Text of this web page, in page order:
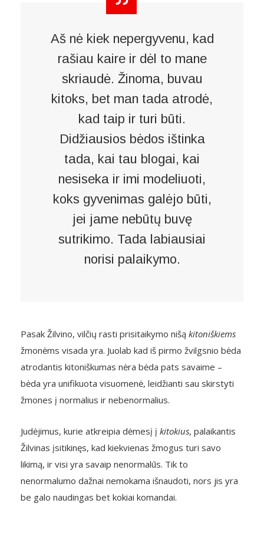
Aš nė kiek nepergyvenu, kad
rašiau kaire ir dėl to mane
skriaudė. Žinoma, buvau
kitoks, bet man tada atrodė,
kad taip ir turi būti.
Didžiausios bėdos ištinka
tada, kai tau blogai, kai
nesiseka ir imi modeliuoti,
koks gyvenimas galėjo būti,
jei jame nebūtų buvę
sutrikimo. Tada labiausiai
norisi palaikymo.
Pasak Žilvino, vilčių rasti prisitaikymo nišą kitoniškiems
žmonėms visada yra. Juolab kad iš pirmo žvilgsnio bėda
atrodantis kitoniškumas nėra bėda pats savaime –
bėda yra unifikuota visuomenė, leidžianti sau skirstyti
žmones į normalius ir nebenormalius.
Judėjimus, kurie atkreipia dėmesį į kitokius, palaikantis
Žilvinas įsitikinęs, kad kiekvienas žmogus turi savo
likimą, ir visi yra savaip nenormalūs. Tik to
nenormalumo dažnai nemokama išnaudoti, nors jis yra
be galo naudingas bet kokiai komandai.